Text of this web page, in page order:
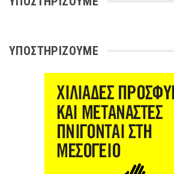
ΥΠΟΣΤΗΡΊΖΟΥΜΕ